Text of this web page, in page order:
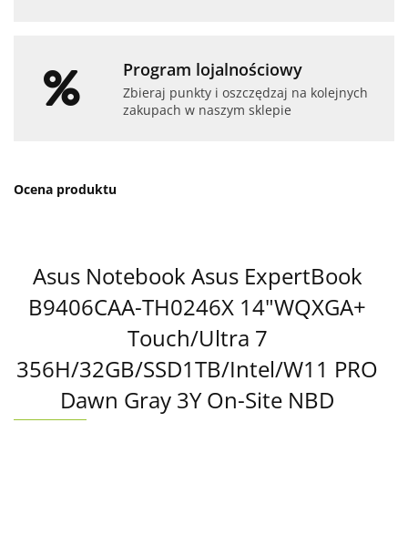
Program lojalnościowy
Zbieraj punkty i oszczędzaj na kolejnych
zakupach w naszym sklepie
Ocena produktu
Asus Notebook Asus ExpertBook
B9406CAA-TH0246X 14"WQXGA+
Touch/Ultra 7
356H/32GB/SSD1TB/Intel/W11 PRO
Dawn Gray 3Y On-Site NBD